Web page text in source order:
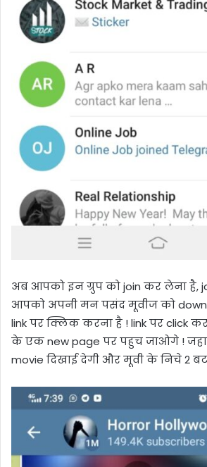
अब आपको इन ग्रुप को join कर लेना है,
आपको अपनी मन पसंद मूवीज को
link पर क्लिक करना है ! link पर click
के एक new page पर पहुच जाओगे !
movie दिखाई देगी और मूवी के निचे 2